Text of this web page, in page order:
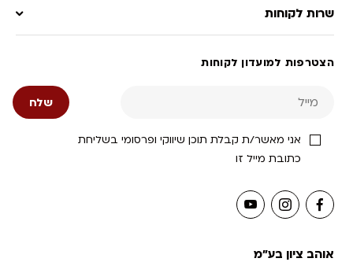
אוהב ציון בע"מ
שרות לקוחות
הצטרפות למועדון לקוחות
אני מאשר/ת קבלת תוכן שיווקי ופרסומי בשליחת
כתובת מייל זו